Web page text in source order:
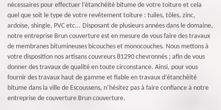
nécessaires pour effectuer l’étanchéité bitume de votre toiture et cela
quel que soit le type de votre revêtement toiture : tuiles, tôles, zinc,
ardoise, shingle, PVC etc... Disposant de plusieurs années dans le domaine,
notre entreprise Brun couverture est en mesure de vous faire des travaux
de membranes bitumineuses bicouches et monocouches. Nous mettons à
votre disposition nos artisans couvreurs 81290 chevronnés ; afin de vous
donner des travaux de qualité en toute circonstance. Ainsi, pour vous
fournir des travaux haut de gamme et fiable en travaux d’étanchéité
bitume dans la ville de Escoussens, n’hésitez pas à faire confiance à notre
entreprise de couverture Brun couverture.